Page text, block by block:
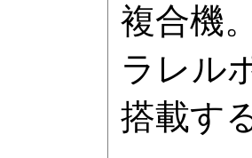
複合機
ラレル
搭載す